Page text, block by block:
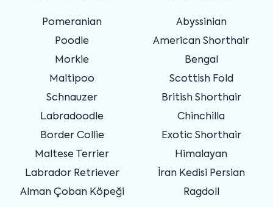
Pomeranian
Poodle
Morkie
Maltipoo
Schnauzer
Labradoodle
Border Collie
Maltese Terrier
Labrador Retriever
Alman Çoban Köpeği
Abyssinian
American Shorthair
Bengal
Scottish Fold
British Shorthair
Chinchilla
Exotic Shorthair
Himalayan
İran Kedisi Persian
Ragdoll